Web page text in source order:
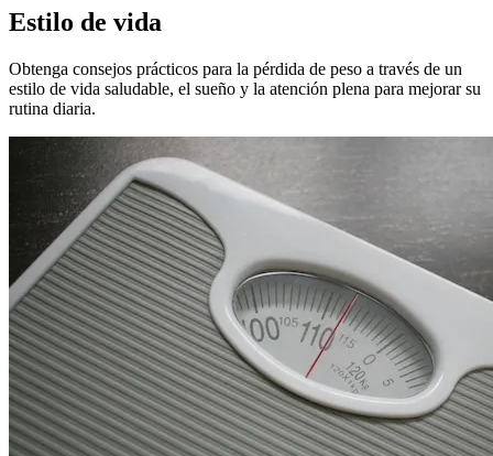
Estilo de vida
Obtenga consejos prácticos para la pérdida de peso a través de un
estilo de vida saludable, el sueño y la atención plena para mejorar su
rutina diaria.